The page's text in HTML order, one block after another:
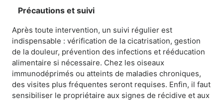
Précautions et suivi
Après toute intervention, un suivi régulier est
indispensable : vérification de la cicatrisation, gestion
de la douleur, prévention des infections et rééducation
alimentaire si nécessaire. Chez les oiseaux
immunodéprimés ou atteints de maladies chroniques,
des visites plus fréquentes seront requises. Enfin, il faut
sensibiliser le propriétaire aux signes de récidive et aux